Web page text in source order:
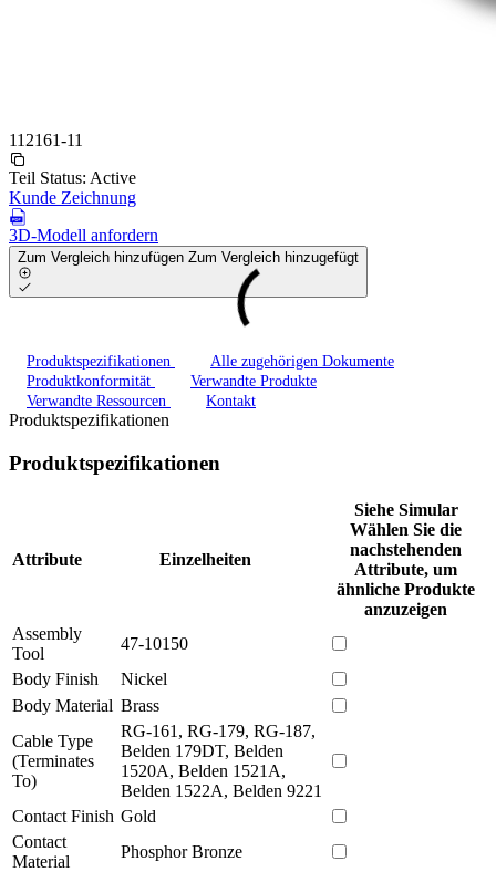
112161-11
Teil Status: Active
Kunde Zeichnung
3D-Modell anfordern
Zum Vergleich hinzufügen Zum Vergleich hinzugefügt
Produktspezifikationen
Alle zugehörigen Dokumente
Produktkonformität
Verwandte Produkte
Verwandte Ressourcen
Kontakt
Produktspezifikationen
Produktspezifikationen
Attribute Einzelheiten
Siehe Simular
Wählen Sie die
nachstehenden
Attribute, um
ähnliche Produkte
anzuzeigen
Assembly
Tool
47-10150
Body Finish
Nickel
Body Material Brass
Cable Type
(Terminates
To)
RG-161, RG-179, RG-187,
Belden 179DT, Belden
1520A, Belden 1521A,
Belden 1522A, Belden 9221
Contact Finish Gold
Contact
Material
Phosphor Bronze